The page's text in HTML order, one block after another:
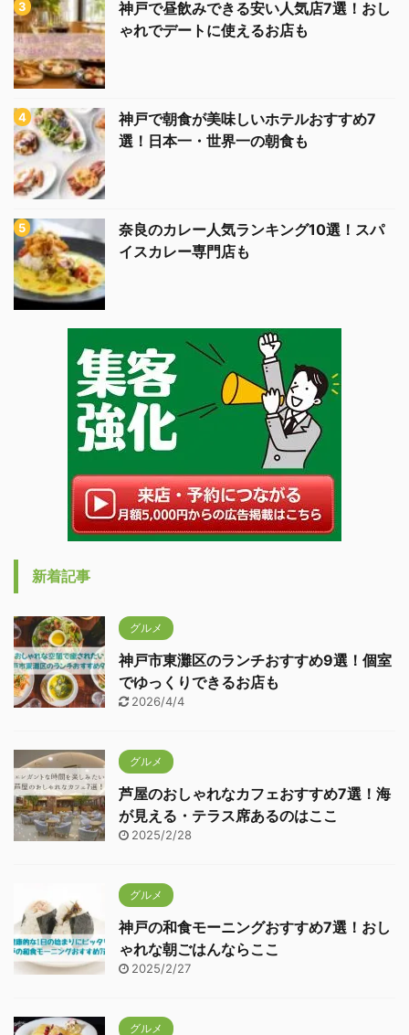
神戸で昼飲みできる安い人気店7選！おし
ゃれでデートに使えるお店も
神戸で朝食が美味しいホテルおすすめ7
選！日本一・世界一の朝食も
奈良のカレー人気ランキング10選！スパ
イスカレー専門店も
新着記事
グルメ
神戸市東灘区のランチおすすめ9選！個室
でゆっくりできるお店も
2026/4/4
グルメ
芦屋のおしゃれなカフェおすすめ7選！海
が見える・テラス席あるのはここ
2025/2/28
グルメ
神戸の和食モーニングおすすめ7選！おし
ゃれな朝ごはんならここ
2025/2/27
グルメ